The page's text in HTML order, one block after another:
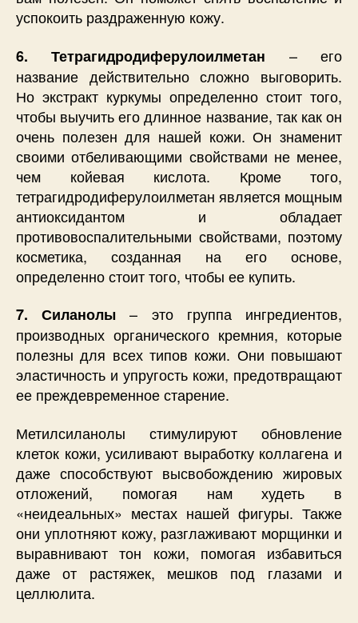
успокоить раздраженную кожу.
6. Тетрагидродиферулоилметан – его
название действительно сложно выговорить.
Но экстракт куркумы определенно стоит того,
чтобы выучить его длинное название, так как он
очень полезен для нашей кожи. Он знаменит
своими отбеливающими свойствами не менее,
чем койевая кислота. Кроме того,
тетрагидродиферулоилметан является мощным
антиоксидантом и обладает
противовоспалительными свойствами, поэтому
косметика, созданная на его основе,
определенно стоит того, чтобы ее купить.
7. Силанолы – это группа ингредиентов,
производных органического кремния, которые
полезны для всех типов кожи. Они повышают
эластичность и упругость кожи, предотвращают
ее преждевременное старение.
Метилсиланолы стимулируют обновление
клеток кожи, усиливают выработку коллагена и
даже способствуют высвобождению жировых
отложений, помогая нам худеть в
«неидеальных» местах нашей фигуры. Также
они уплотняют кожу, разглаживают морщинки и
выравнивают тон кожи, помогая избавиться
даже от растяжек, мешков под глазами и
целлюлита.